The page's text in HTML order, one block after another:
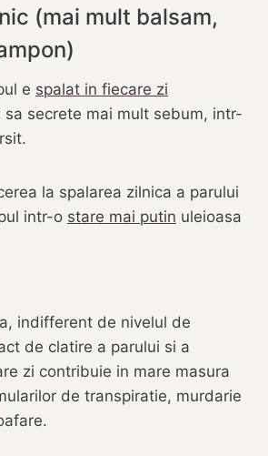
(mai mult balsam,
e spalat in fiecare zi
sa secrete mai mult sebum, intr-
la spalarea zilnica a parului
intr-o stare mai putin uleioasa
indifferent de nivelul de
de clatire a parului si a
zi contribuie in mare masura
de transpiratie, murdarie